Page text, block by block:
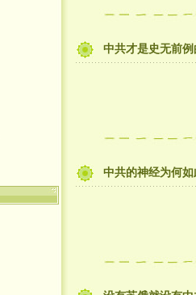
中共才是史无前
中共的神经为何